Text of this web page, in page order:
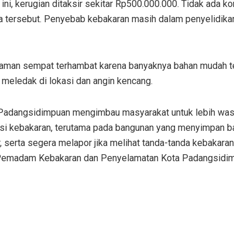
kerugian ditaksir sekitar Rp500.000.000. Tidak ada
tersebut. Penyebab kebakaran masih dalam
sempat terhambat karena banyaknya bahan mudah
di lokasi dan angin kencang.
mengimbau masyarakat untuk lebih
kebakaran, terutama pada bangunan yang menyimpan
serta segera melapor jika melihat tanda-tanda
Kebakaran dan Penyelamatan Kota